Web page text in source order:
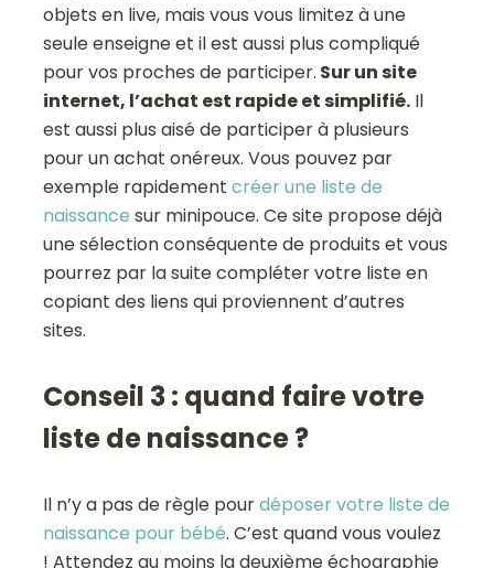
objets en live, mais vous vous limitez à une
seule enseigne et il est aussi plus compliqué
pour vos proches de participer. Sur un site
internet, l’achat est rapide et simplifié. Il
est aussi plus aisé de participer à plusieurs
pour un achat onéreux. Vous pouvez par
exemple rapidementcréer une liste de
naissance sur minipouce. Ce site propose déjà
une sélection conséquente de produits et vous
pourrez par la suite compléter votre liste en
copiant des liens qui proviennent d’autres
sites.
Conseil 3 : quand faire votre
liste de naissance ?
Il n’y a pas de règle pourdéposer votre liste de
naissance pour bébé. C’est quand vous voulez
! Attendez au moins la deuxième échographie